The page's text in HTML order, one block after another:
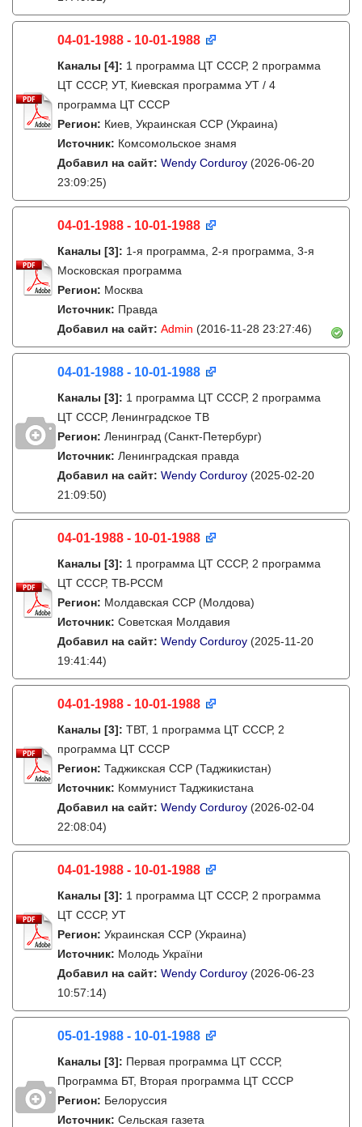
04-01-1988 - 10-01-1988
Каналы [4]: 1 программа ЦТ СССР, 2 программа
ЦТ СССР, УТ, Киевская программа УТ / 4
программа ЦТ СССР
Регион: Киев, Украинская ССР (Украина)
Источник: Комсомольское знамя
Добавил на сайт: Wendy Corduroy (2026-06-20
23:09:25)
04-01-1988 - 10-01-1988
Каналы [3]: 1-я программа, 2-я программа, 3-я
Московская программа
Регион: Москва
Источник: Правда
Добавил на сайт: Admin (2016-11-28 23:27:46)
04-01-1988 - 10-01-1988
Каналы [3]: 1 программа ЦТ СССР, 2 программа
ЦТ СССР, Ленинградское ТВ
Регион: Ленинград (Санкт-Петербург)
Источник: Ленинградская правда
Добавил на сайт: Wendy Corduroy (2025-02-20
21:09:50)
04-01-1988 - 10-01-1988
Каналы [3]: 1 программа ЦТ СССР, 2 программа
ЦТ СССР, ТВ-РССМ
Регион: Молдавская ССР (Молдова)
Источник: Советская Молдавия
Добавил на сайт: Wendy Corduroy (2025-11-20
19:41:44)
04-01-1988 - 10-01-1988
Каналы [3]: ТВТ, 1 программа ЦТ СССР, 2
программа ЦТ СССР
Регион: Таджикская ССР (Таджикистан)
Источник: Коммунист Таджикистана
Добавил на сайт: Wendy Corduroy (2026-02-04
22:08:04)
04-01-1988 - 10-01-1988
Каналы [3]: 1 программа ЦТ СССР, 2 программа
ЦТ СССР, УТ
Регион: Украинская ССР (Украина)
Источник: Молодь України
Добавил на сайт: Wendy Corduroy (2026-06-23
10:57:14)
05-01-1988 - 10-01-1988
Каналы [3]: Первая программа ЦТ СССР,
Программа БТ, Вторая программа ЦТ СССР
Регион: Белоруссия
Источник: Сельская газета